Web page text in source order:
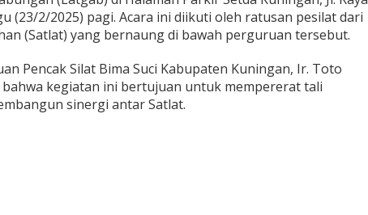
(23/2/2025) pagi. Acara ini diikuti oleh ratusan pesilat dari
(Satlat) yang bernaung di bawah perguruan tersebut.
Pencak Silat Bima Suci Kabupaten Kuningan, Ir. Toto
kegiatan ini bertujuan untuk mempererat tali
sinergi antar Satlat.